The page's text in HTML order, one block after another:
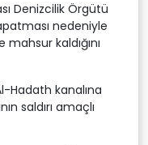
Denizcilik Örgütü
nedeniyle
kaldığını
Hadath kanalına
saldırı amaçlı